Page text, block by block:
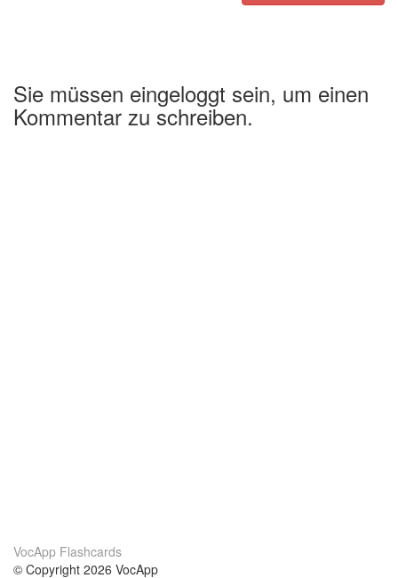
Sie müssen eingeloggt sein, um einen
Kommentar zu schreiben.
VocApp Flashcards
© Copyright 2026 VocApp